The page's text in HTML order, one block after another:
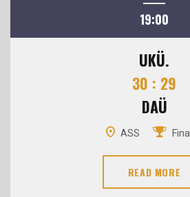
19:00
UKÜ.
30 : 29
DAÜ
ASS Final
READ MORE